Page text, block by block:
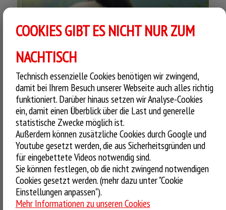
Gewinne zum Kinostart von „MOON, DER PANDA“ am 10.
April 2025 eine Reise nach China & kuschelige Preise von
Jetzt mitmachen und gewinnen!
MACH DEINE PIZZA MIT DEN
TABASCO® SAUCEN ZUR HEISSESTEN I
M GANZEN LAND!
1. März 2025
COOKIES GIBT ES NICHT NUR ZUM
NACHTISCH
Technisch essenzielle Cookies benötigen wir zwingend,
damit bei Ihrem Besuch unserer Webseite auch alles richtig
funktioniert. Darüber hinaus setzen wir Analyse-Cookies
ein, damit einen Überblick über die Last und generelle
statistische Zwecke möglich ist.
Außerdem können zusätzliche Cookies durch Google und
Youtube gesetzt werden, die aus Sicherheitsgründen und
für eingebettete Videos notwendig sind.
Sie können festlegen, ob die nicht zwingend notwendigen
Cookies gesetzt werden. (mehr dazu unter "Cookie
Einstellungen anpassen").
Mehr Informationen zu unseren Cookies